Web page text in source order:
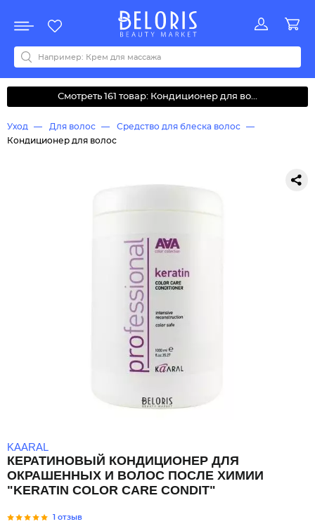
Акции
Все бренды
0-9ABCDEFGHIJKLMNOPQRSTUVWYZАБВДЗИМОКЛНПРСТУФ
Смотреть 161 товар: Кондиционер для во...
Уход Для волос
Средство для блеска волос
Кондиционер для волос
KAARAL
КЕРАТИНОВЫЙ КОНДИЦИОНЕР ДЛЯ
ОКРАШЕННЫХ И ВОЛОС ПОСЛЕ ХИМИИ
"KERATIN COLOR CARE CONDIT"
1 отзыв